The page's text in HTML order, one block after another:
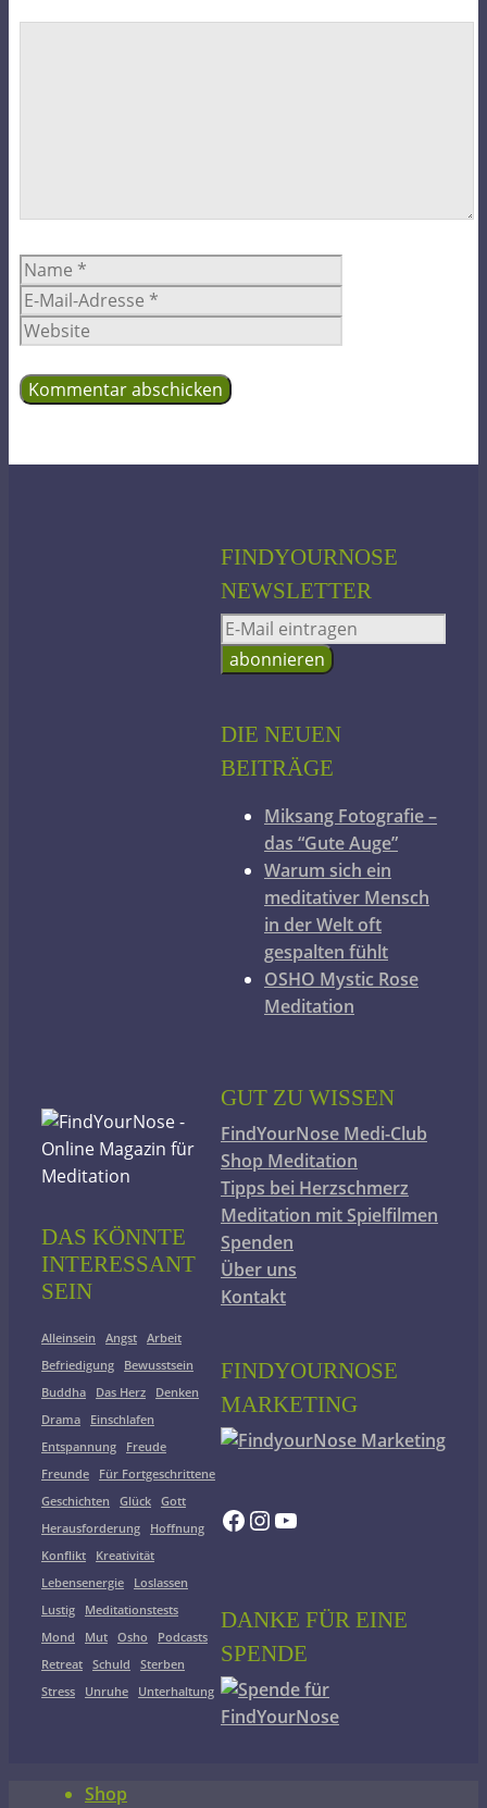
Name
Mail-
Adresse
DAS KÖNNTE
INTERESSANT
SEIN
Alleinsein Angst
Arbeit
Befriedigung
Bewusstsein
Buddha
Das Herz
Denken
Drama
Einschlafen
Entspannung
Freude
Freunde
Für Fortgeschrittene
Geschichten
Glück
Gott
Herausforderung
Hoffnung
Konflikt
Kreativität
Lebensenergie
Loslassen
Lustig
Meditationstests
Mond
Mut Osho
Podcasts
Retreat
Schuld
Sterben
Stress
Unruhe Unterhaltung
FINDYOURNOSE
NEWSLETTER
DIE NEUEN
BEITRÄGE
Miksang Fotografie –
das “Gute Auge”
Warum sich ein
meditativer Mensch
in der Welt oft
gespalten fühlt
OSHO Mystic Rose
Meditation
GUT ZU WISSEN
FindYourNose Medi-Club
Shop Meditation
Tipps bei Herzschmerz
Meditation mit Spielfilmen
Spenden
Über uns
Kontakt
FINDYOURNOSE
MARKETING
Facebook
Instagram
YouTube
DANKE FÜR EINE
SPENDE
Shop